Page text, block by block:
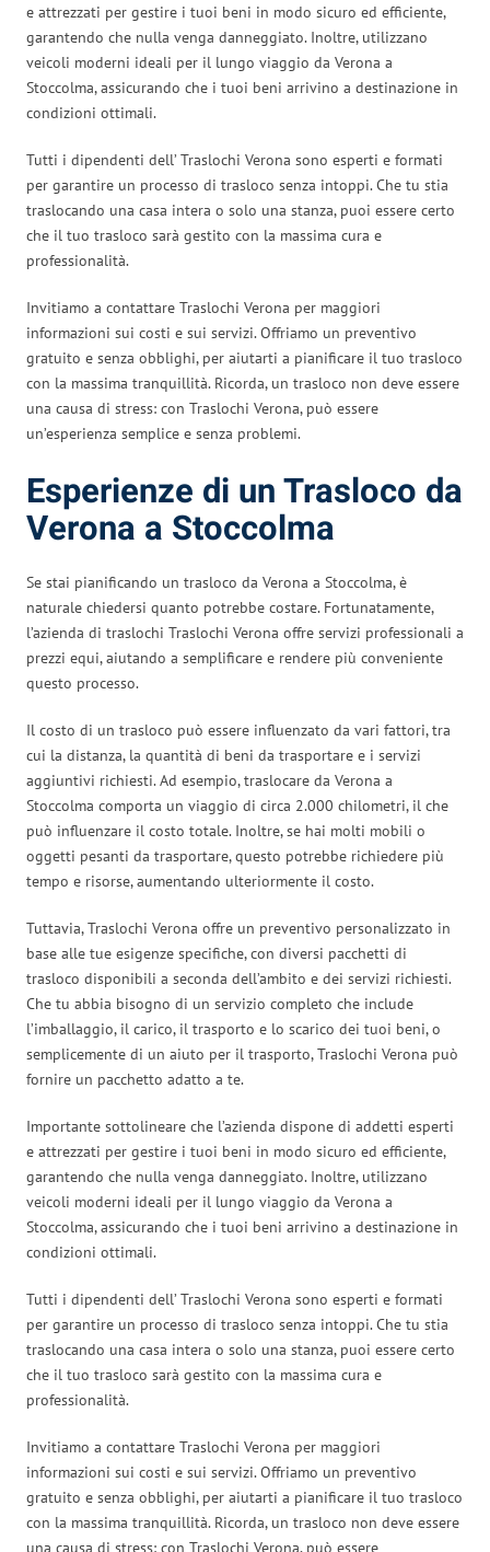
e attrezzati per gestire i tuoi beni in modo sicuro ed efficiente,
garantendo che nulla venga danneggiato. Inoltre, utilizzano
veicoli moderni ideali per il lungo viaggio da Verona a
Stoccolma, assicurando che i tuoi beni arrivino a destinazione in
condizioni ottimali.
Tutti i dipendenti dell’ Traslochi Verona sono esperti e formati
per garantire un processo di trasloco senza intoppi. Che tu stia
traslocando una casa intera o solo una stanza, puoi essere certo
che il tuo trasloco sarà gestito con la massima cura e
professionalità.
Invitiamo a contattare Traslochi Verona per maggiori
informazioni sui costi e sui servizi. Offriamo un preventivo
gratuito e senza obblighi, per aiutarti a pianificare il tuo trasloco
con la massima tranquillità. Ricorda, un trasloco non deve essere
una causa di stress: con Traslochi Verona, può essere
un’esperienza semplice e senza problemi.
Esperienze di un Trasloco da
Verona a Stoccolma
Se stai pianificando un trasloco da Verona a Stoccolma, è
naturale chiedersi quanto potrebbe costare. Fortunatamente,
l’azienda di traslochi Traslochi Verona offre servizi professionali a
prezzi equi, aiutando a semplificare e rendere più conveniente
questo processo.
Il costo di un trasloco può essere influenzato da vari fattori, tra
cui la distanza, la quantità di beni da trasportare e i servizi
aggiuntivi richiesti. Ad esempio, traslocare da Verona a
Stoccolma comporta un viaggio di circa 2.000 chilometri, il che
può influenzare il costo totale. Inoltre, se hai molti mobili o
oggetti pesanti da trasportare, questo potrebbe richiedere più
tempo e risorse, aumentando ulteriormente il costo.
Tuttavia, Traslochi Verona offre un preventivo personalizzato in
base alle tue esigenze specifiche, con diversi pacchetti di
trasloco disponibili a seconda dell’ambito e dei servizi richiesti.
Che tu abbia bisogno di un servizio completo che include
l’imballaggio, il carico, il trasporto e lo scarico dei tuoi beni, o
semplicemente di un aiuto per il trasporto, Traslochi Verona può
fornire un pacchetto adatto a te.
Importante sottolineare che l’azienda dispone di addetti esperti
e attrezzati per gestire i tuoi beni in modo sicuro ed efficiente,
garantendo che nulla venga danneggiato. Inoltre, utilizzano
veicoli moderni ideali per il lungo viaggio da Verona a
Stoccolma, assicurando che i tuoi beni arrivino a destinazione in
condizioni ottimali.
Tutti i dipendenti dell’ Traslochi Verona sono esperti e formati
per garantire un processo di trasloco senza intoppi. Che tu stia
traslocando una casa intera o solo una stanza, puoi essere certo
che il tuo trasloco sarà gestito con la massima cura e
professionalità.
Invitiamo a contattare Traslochi Verona per maggiori
informazioni sui costi e sui servizi. Offriamo un preventivo
gratuito e senza obblighi, per aiutarti a pianificare il tuo trasloco
con la massima tranquillità. Ricorda, un trasloco non deve essere
una causa di stress: con Traslochi Verona, può essere